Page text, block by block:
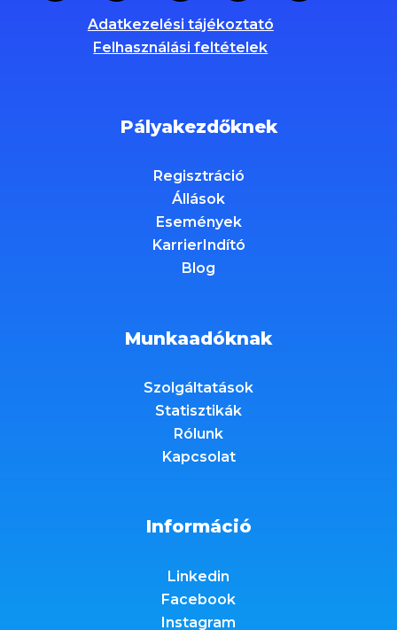
Adatkezelési tájékoztató
Felhasználási feltételek
Pályakezdőknek
Regisztráció
Állások
Események
KarrierIndító
Blog
Munkaadóknak
Szolgáltatások
Statisztikák
Rólunk
Kapcsolat
Információ
Linkedin
Facebook
Instagram